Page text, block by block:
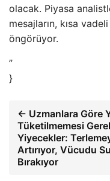
olacak. Piyasa
mesajların, kısa
öngörüyor.
”
}
← Uzmanlara Göre
Tüketilmemesi
Yiyecekler:
Artırıyor, Vücudu
Bırakıyor